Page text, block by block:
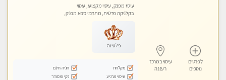
לפרטים
נוספים
עיסוי במרכז
רעננה
עיסוי מפנק, עיסוי מקצועי, עיסוי
בקלניקה פרטית, מתחמי ספא מפנק,
פלטינה
מקלחת
חניה חינם
עיסוי מרגיע
נקי ומסודר